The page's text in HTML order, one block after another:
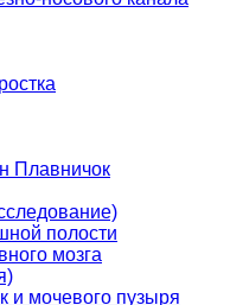
Плавничок
полости
мозга
и мочевого пузыря